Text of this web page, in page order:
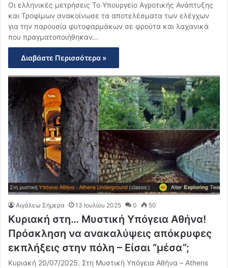
Οι ελληνικές μετρήσεις Το Υπουργείο Αγροτικής Ανάπτυξης
και Τροφίμων ανακοίνωσε τα αποτελέσματα των ελέγχων
για την παρουσία φυτοφαρμάκων σε φρούτα και λαχανικά
που πραγματοποιήθηκαν…
Διαβάστε Περισσότερα »
Αιγάλεω Σήμερα 13 Ιουλίου 2025 0 50
Κυριακή στη… Μυστική Υπόγεια Αθήνα!
Πρόσκληση να ανακαλύψεις απόκρυφες
εκπλήξεις στην πόλη – Είσαι “μέσα”;
Κυριακή 20/07/2025. Στη Μυστική Υπόγεια Αθήνα – Athens